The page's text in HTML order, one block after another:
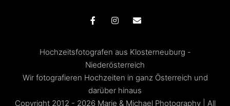
Hochzeitsfotografen aus Klosterneuburg -
Niederösterreich
Wir fotografieren Hochzeiten in ganz Österreich und
darüber hinaus
Copyright 2012 - 2026 Marie & Michael Photography | All